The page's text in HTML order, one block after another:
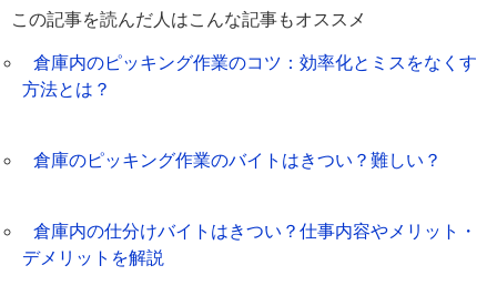
この記事を読んだ人はこんな記事もオススメ
倉庫内のピッキング作業のコツ：効率化とミスをなくす
方法とは？
倉庫のピッキング作業のバイトはきつい？難しい？
倉庫内の仕分けバイトはきつい？仕事内容やメリット・
デメリットを解説